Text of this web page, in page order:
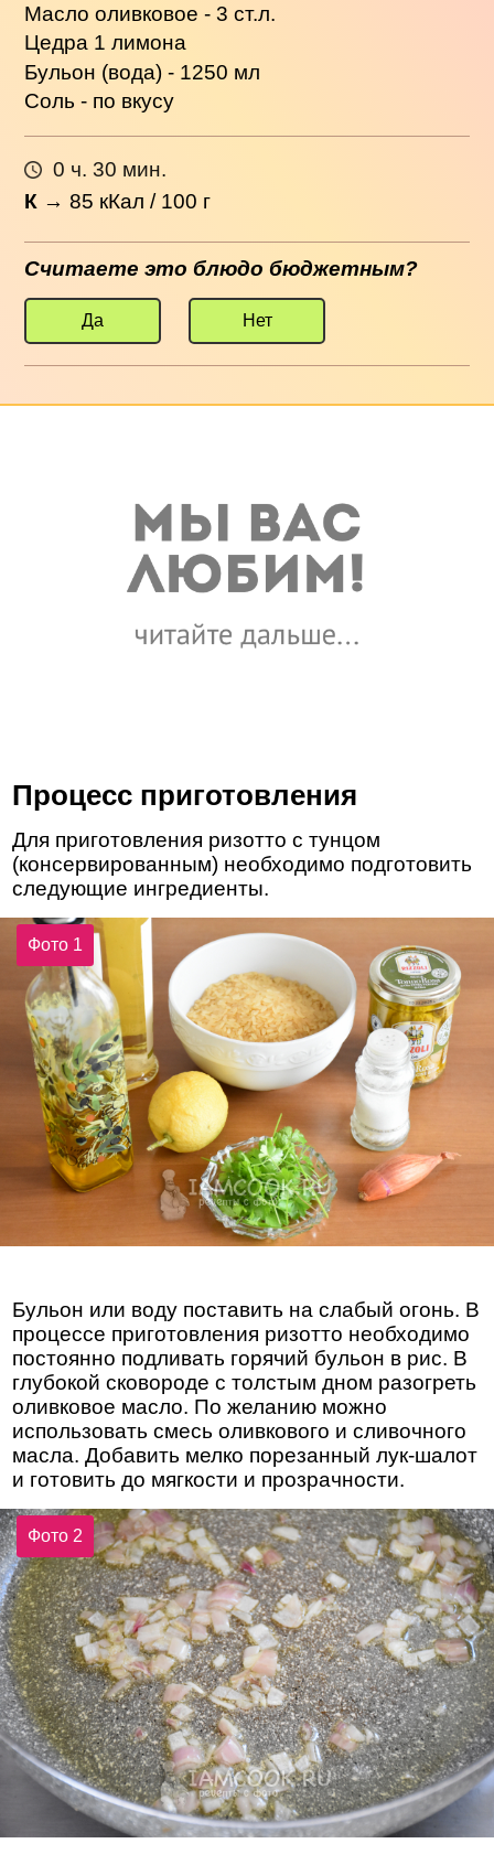
Масло оливковое - 3 ст.л.
Цедра 1 лимона
Бульон (вода) - 1250 мл
Соль - по вкусу
0 ч. 30 мин.
К →85 кКал / 100 г
Считаете это блюдо бюджетным?
Да Нет
Процесс приготовления
Для приготовления ризотто с тунцом
(консервированным) необходимо подготовить
следующие ингредиенты.
Фото 1
Бульон или воду поставить на слабый огонь. В
процессе приготовления ризотто необходимо
постоянно подливать горячий бульон в рис. В
глубокой сковороде с толстым дном разогреть
оливковое масло. По желанию можно
использовать смесь оливкового и сливочного
масла. Добавить мелко порезанный лук-шалот
и готовить до мягкости и прозрачности.
Фото 2